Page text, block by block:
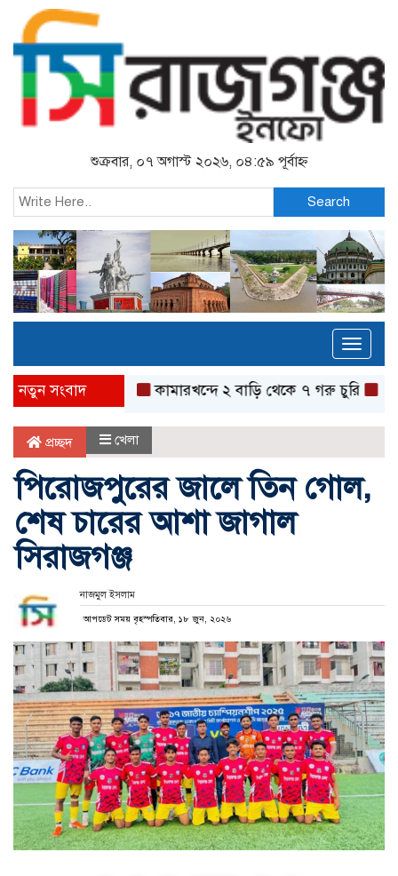
শুক্রবার, ০৭ অগাস্ট ২০২৬, ০৪:৫৯ পূর্বাহ্ন
Search
নতুন সংবাদ কামারখন্দে ২ বাড়ি থেকে ৭ গরু চুরি গ্যাস-
প্রচ্ছদ খেলা
পিরোজপুরের জালে তিন গোল,
শেষ চারের আশা জাগাল
সিরাজগঞ্জ
নাজমুল ইসলাম
আপডেট সময় বৃহস্পতিবার, ১৮ জুন, ২০২৬